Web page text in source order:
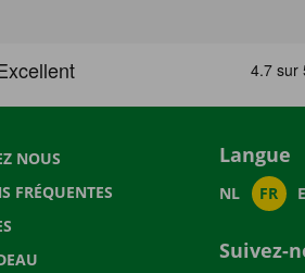
NOUS
FRÉQUENTES
Langue
NL FR
Suivez-